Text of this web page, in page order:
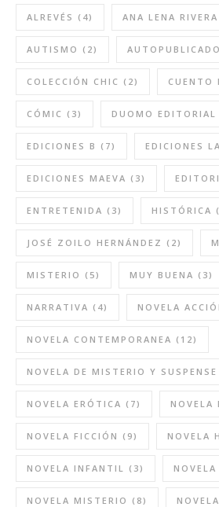
ALREVÉS (4) ANA LENA RIVERA
AUTISMO (2) AUTOPUBLICADO
COLECCIÓN CHIC (2) CUENTO
CÓMIC (3) DUOMO EDITORIAL
EDICIONES B (7) EDICIONES
EDICIONES MAEVA (3)
ENTRETENIDA (3) HISTÓRICA
JOSÉ ZOILO HERNÁNDEZ (2)
MISTERIO (5) MUY BUENA (3)
NARRATIVA (4) NOVELA
NOVELA CONTEMPORANEA (12)
NOVELA DE MISTERIO Y SUSPENSE
NOVELA ERÓTICA (7) NOVELA
NOVELA FICCIÓN (9) NOVELA
NOVELA INFANTIL (3)
NOVELA MISTERIO (8)